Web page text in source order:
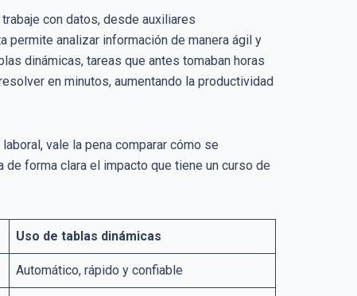
con datos, desde auxiliares
permite analizar información de manera ágil y
dinámicas, tareas que antes tomaban horas
en minutos, aumentando la productividad
vale la pena comparar cómo se
forma clara el impacto que tiene un curso de
Uso de tablas dinámicas
Automático, rápido y confiable